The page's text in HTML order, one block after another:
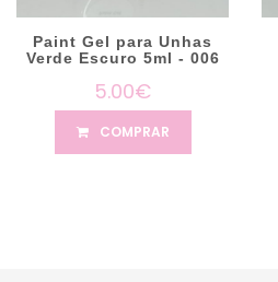
Paint Gel para Unhas
Verde Escuro 5ml - 006
5.00€
COMPRAR